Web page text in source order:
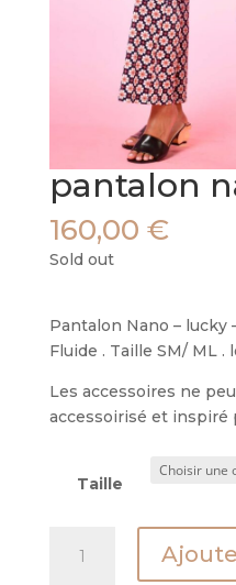
pantalon
160,00 €
Sold out
Pantalon Nano – lucky
Fluide . Taille SM/ ML .
Les accessoires ne
accessoirisé et inspiré
Taille